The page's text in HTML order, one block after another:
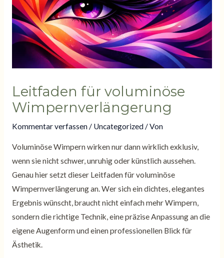
Leitfaden für voluminöse
Wimpernverlängerung
Kommentar verfassen/ Uncategorized/ Von
Voluminöse Wimpern wirken nur dann wirklich exklusiv,
wenn sie nicht schwer, unruhig oder künstlich aussehen.
Genau hier setzt dieser Leitfaden für voluminöse
Wimpernverlängerung an. Wer sich ein dichtes, elegantes
Ergebnis wünscht, braucht nicht einfach mehr Wimpern,
sondern die richtige Technik, eine präzise Anpassung an die
eigene Augenform und einen professionellen Blick für
Ästhetik.